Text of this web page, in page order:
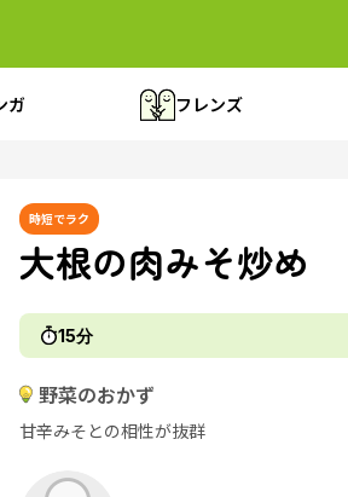
ガ フレンズ
時短でラク
大根の肉みそ炒め
15分
野菜のおかず
甘辛みそとの相性が抜群